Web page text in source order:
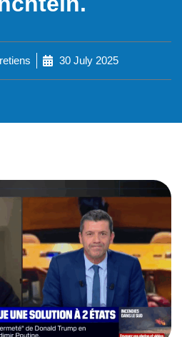
30 July 2025